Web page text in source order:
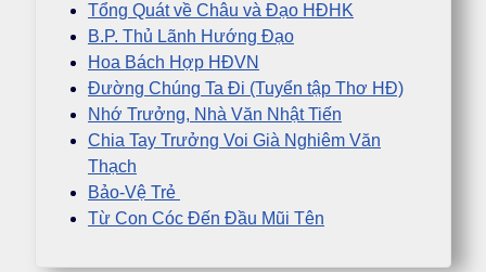
Tổng Quát về Châu và Đạo HĐHK
B.P. Thủ Lãnh Hướng Đạo
Hoa Bách Hợp HĐVN
Đường Chúng Ta Đi (Tuyển tập Thơ HĐ)
Nhớ Trưởng, Nhà Văn Nhật Tiến
Chia Tay Trưởng Voi Già Nghiêm Văn
Thạch
Bảo-Vệ Trẻ
Từ Con Cóc Đến Đầu Mũi Tên